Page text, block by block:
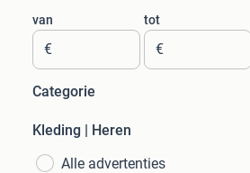
van
€
tot
€
Categorie
Kleding | Heren
Alle advertenties